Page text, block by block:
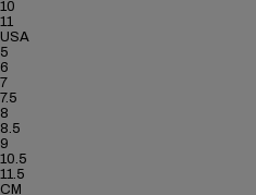
10
11
USA
5
6
7
7.5
8
8.5
9
10.5
11.5
CM